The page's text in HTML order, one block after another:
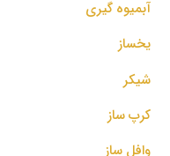
آبمیوه گیری
یخساز
شیکر
کرپ ساز
وافل ساز